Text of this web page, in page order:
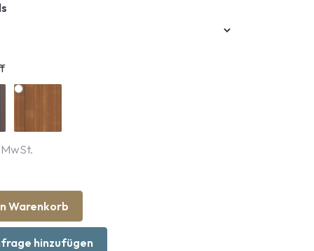
Warenkorb
hinzufügen